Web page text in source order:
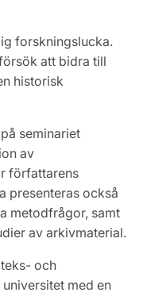
forskningslucka.
att bidra till
historisk
seminariet
av
författarens
presenteras också
metodfrågor, samt
av arkivmaterial.
och
med en